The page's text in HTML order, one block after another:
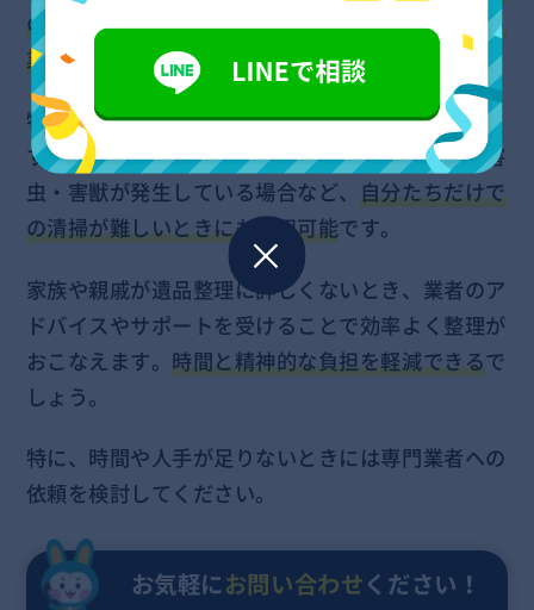
の気持ちや意向を踏まえたうえで作業をしてくれる
業者です。
特殊清掃もおこなってくれる遺品整理業者もいま
す。故人が孤独死をした場合や、家がゴミ屋敷で害
虫・害獣が発生している場合など、 自分たちだけで
の清掃が難しいときにも活用可能です。
家族や親戚が遺品整理に詳しくないとき、業者のア
ドバイスやサポートを受けることで効率よく整理が
おこなえます。時間と精神的な負担を軽減できるで
しょう。
特に、時間や人手が足りないときには専門業者への
依頼を検討してください。
お気軽にお問い合わせください！